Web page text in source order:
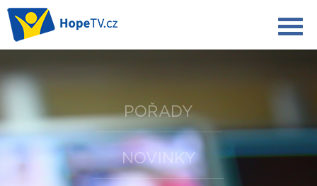
POŘADY
NOVINKY